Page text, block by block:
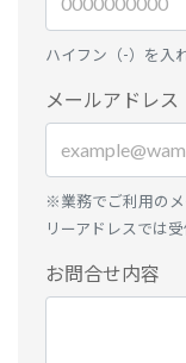
ハイフン（-）を入
メールアドレス
※業務でご利用の
リーアドレスでは受
お問合せ内容